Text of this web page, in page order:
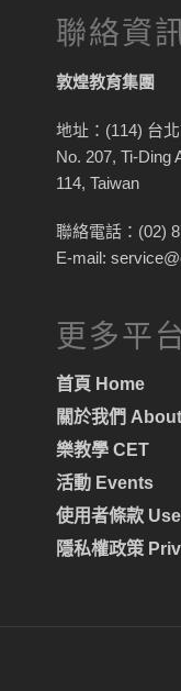
聯絡資
敦煌教育集團
地址：(114) 台
No. 207, Ti-Ding
114, Taiwan
聯絡電話：(02)
E-mail:
更多平
首頁 Home
關於我們
樂教學 CET
活動 Events
使用者條款
隱私權政策